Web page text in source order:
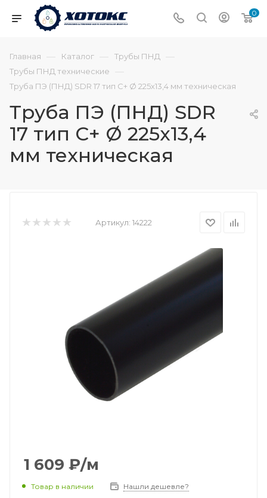
0
Главная — Каталог — Трубы ПНД —
Трубы ПНД технические —
Труба ПЭ (ПНД) SDR 17 тип С+ Ø 225х13,4 мм техническая
Труба ПЭ (ПНД) SDR
17 тип С+ Ø 225х13,4
мм техническая
Артикул: 14222
1 609 ₽/м
Товар в наличии Нашли дешевле?